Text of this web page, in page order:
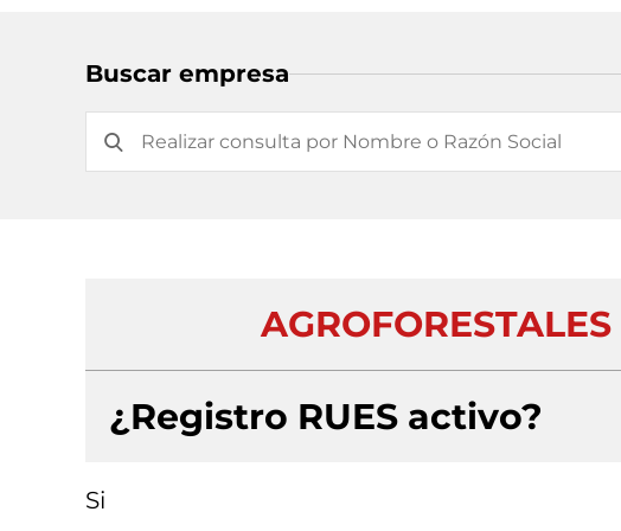
Buscar empresa
¿Registro RUES activo?
Si